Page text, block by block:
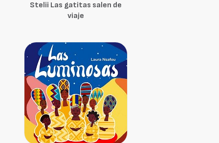
Stelii Las gatitas salen de
viaje